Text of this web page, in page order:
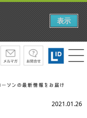
2021.01.26
表示